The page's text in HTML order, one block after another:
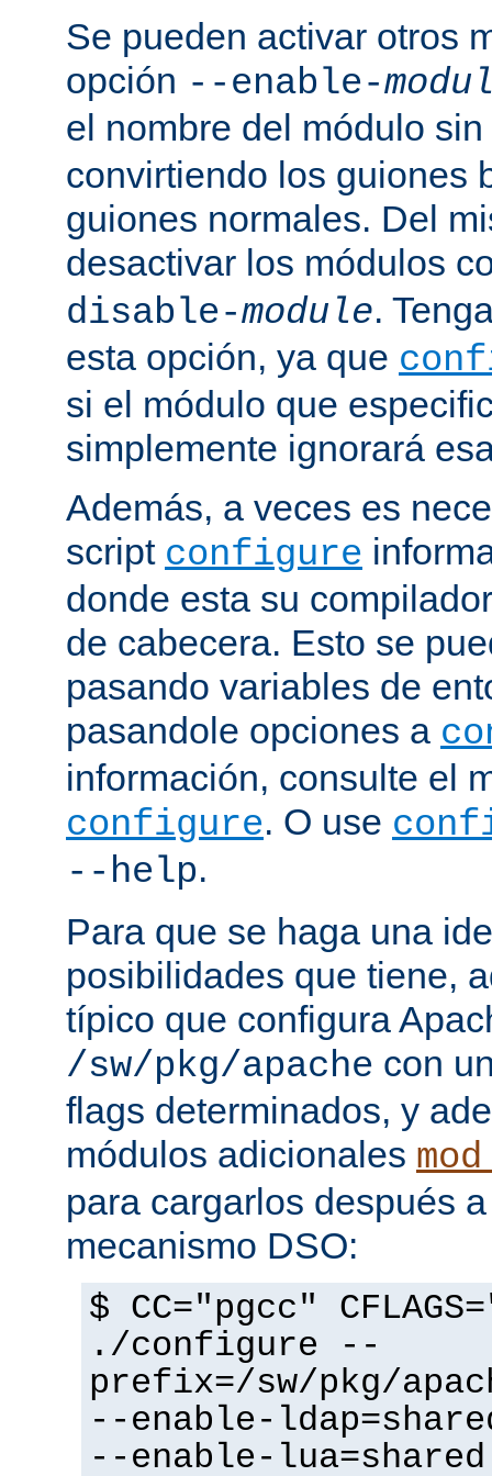
Se pueden activar otros
opción --enable-
el nombre del módulo
convirtiendo los guiones
guiones normales. Del
desactivar los módulos
disable-module.
esta opción, ya que
si el módulo que
simplemente ignorará
Además, a veces es
script configure
donde esta su
de cabecera. Esto se
pasando variables de
pasandole opciones a
información, consulte el
configure. O use
--help.
Para que se haga una
posibilidades que tiene,
típico que configura
/sw/pkg/apache con
flags determinados, y
módulos adicionales
para cargarlos después
mecanismo DSO:
$ CC="pgcc"
./configure --
prefix=/sw/pkg/
--enable-
--enable-lua=shared